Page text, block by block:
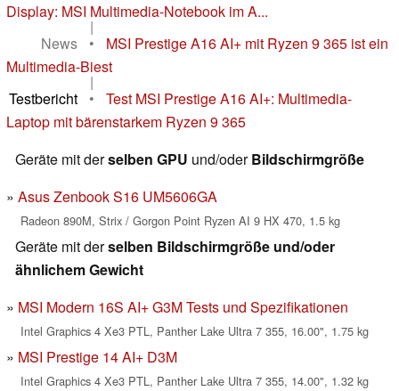
Display: MSI Multimedia-Notebook im A...
|
News
•
MSI Prestige A16 AI+ mit Ryzen 9 365 ist ein
Multimedia-Biest
|
Testbericht
•
Test MSI Prestige A16 AI+: Multimedia-
Laptop mit bärenstarkem Ryzen 9 365
Geräte mit derselben GPU und/oderBildschirmgröße
Asus Zenbook S16 UM5606GA
Radeon 890M, Strix / Gorgon Point Ryzen AI 9 HX 470, 1.5 kg
Geräte mit derselben Bildschirmgröße und/oder
ähnlichem Gewicht
MSI Modern 16S AI+ G3M Tests und Spezifikationen
Intel Graphics 4 Xe3 PTL, Panther Lake Ultra 7 355, 16.00", 1.75 kg
MSI Prestige 14 AI+ D3M
Intel Graphics 4 Xe3 PTL, Panther Lake Ultra 7 355, 14.00", 1.32 kg